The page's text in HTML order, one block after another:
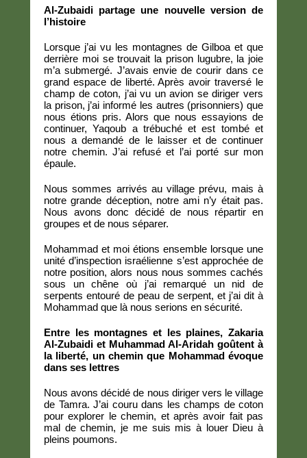
Al-Zubaidi partage une nouvelle version de
l’histoire
Lorsque j’ai vu les montagnes de Gilboa et que
derrière moi se trouvait la prison lugubre, la joie
m’a submergé. J’avais envie de courir dans ce
grand espace de liberté. Après avoir traversé le
champ de coton, j’ai vu un avion se diriger vers
la prison, j’ai informé les autres (prisonniers) que
nous étions pris. Alors que nous essayions de
continuer, Yaqoub a trébuché et est tombé et
nous a demandé de le laisser et de continuer
notre chemin. J’ai refusé et l’ai porté sur mon
épaule.
Nous sommes arrivés au village prévu, mais à
notre grande déception, notre ami n’y était pas.
Nous avons donc décidé de nous répartir en
groupes et de nous séparer.
Mohammad et moi étions ensemble lorsque une
unité d’inspection israélienne s’est approchée de
notre position, alors nous nous sommes cachés
sous un chêne où j’ai remarqué un nid de
serpents entouré de peau de serpent, et j’ai dit à
Mohammad que là nous serions en sécurité.
Entre les montagnes et les plaines, Zakaria
Al-Zubaidi et Muhammad Al-Aridah goûtent à
la liberté, un chemin que Mohammad évoque
dans ses lettres
Nous avons décidé de nous diriger vers le village
de Tamra. J’ai couru dans les champs de coton
pour explorer le chemin, et après avoir fait pas
mal de chemin, je me suis mis à louer Dieu à
pleins poumons.